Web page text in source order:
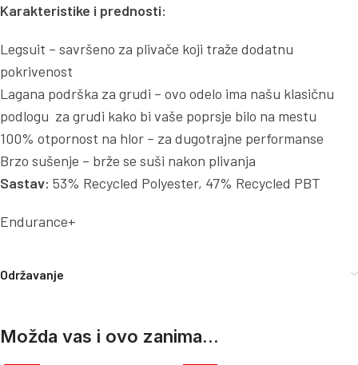
Karakteristike i prednosti:
Legsuit – savršeno za plivače koji traže dodatnu
pokrivenost
Lagana podrška za grudi – ovo odelo ima našu klasičnu
podlogu za grudi kako bi vaše poprsje bilo na mestu
100% otpornost na hlor – za dugotrajne performanse
Brzo sušenje – brže se suši nakon plivanja
Sastav: 53% Recycled Polyester, 47% Recycled PBT
Endurance+
Održavanje
Možda vas i ovo zanima...